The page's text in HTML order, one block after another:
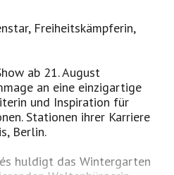
Freiheitskämpferin,
ab 21. August
an eine einzigartige
und Inspiration für
Stationen ihrer Karriere
Berlin.
huldigt das Wintergarten